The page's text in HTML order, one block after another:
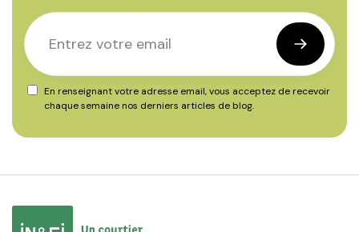
En renseignant votre adresse email, vous acceptez de recevoir
chaque semaine nos derniers articles de blog.